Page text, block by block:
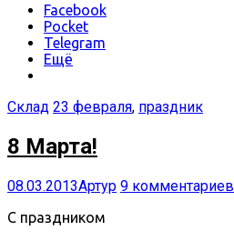
Facebook
Pocket
Telegram
Ещё
Склад 23 февраля, праздник
8 Марта!
08.03.2013Артур 9 комментариев
С праздником